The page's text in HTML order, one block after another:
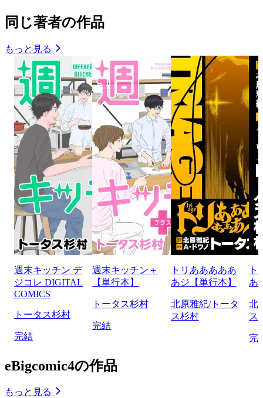
同じ著者の作品
もっと見る
週末キッチン デ
ジコレ DIGITAL
COMICS
トータス杉村
完結
週末キッチン＋
【単行本】
トータス杉村
完結
トリあああああ
あジ【単行本】
北原雅紀/トータ
ス杉村
ト
あ
北
ス
完
eBigcomic4の作品
もっと見る